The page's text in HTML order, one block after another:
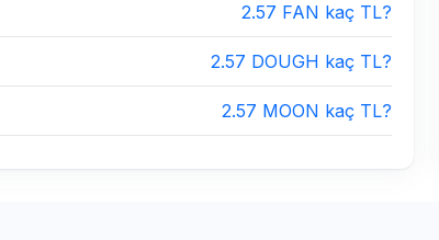
2.57 FAN kaç TL?
2.57 DOUGH kaç TL?
2.57 MOON kaç TL?